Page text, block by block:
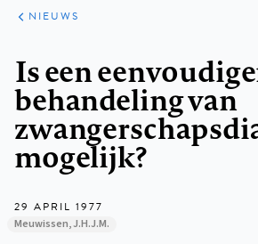
ARTIKELEN
HET
KORT
NIEUWS
Is een
behandeling van
mogelijk?
29 APRIL 1977
Meuwissen, J.H.J.M.